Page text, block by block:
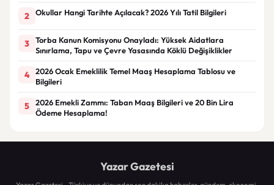
2 Okullar Hangi Tarihte Açılacak? 2026 Yılı Tatil Bilgileri
3
Torba Kanun Komisyonu Onayladı: Yüksek Aidatlara
Sınırlama, Tapu ve Çevre Yasasında Köklü Değişiklikler
4
2026 Ocak Emeklilik Temel Maaş Hesaplama Tablosu ve
Bilgileri
5
2026 Emekli Zammı: Taban Maaş Bilgileri ve 20 Bin Lira
Ödeme Hesaplama!
Yazar Gazetesi